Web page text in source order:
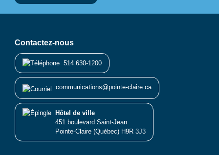
Contactez-nous
514 630-1200
communications@pointe-claire.ca
Hôtel de ville
451 boulevard Saint-Jean
Pointe-Claire (Québec) H9R 3J3